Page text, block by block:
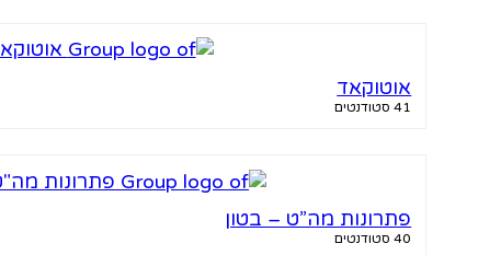
אוטוקאד
41 סטודנטים
פתרונות מה”ט – בטון
40 סטודנטים